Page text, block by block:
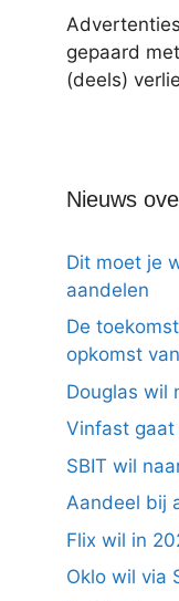
gepaard
(deels)
Nieuws
Dit moet je
aandelen
De
opkomst
Douglas wil
Vinfast gaat
SBIT wil
Aandeel bij
Flix wil in
Oklo wil via